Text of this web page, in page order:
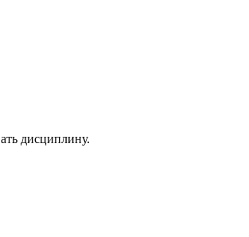
дисциплину.